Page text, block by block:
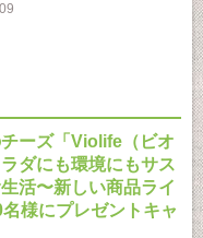
ーズ「Violife（ビオ
ダにも環境にもサス
活〜新しい商品ライ
様にプレゼントキャ